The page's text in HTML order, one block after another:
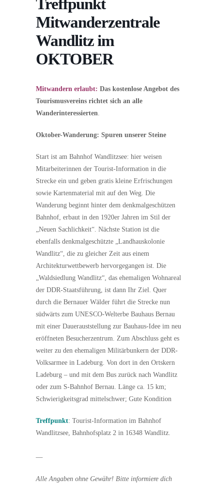
Treffpunkt
Mitwanderzentrale
Wandlitz im
OKTOBER
Mitwandern erlaubt: Das kostenlose Angebot des
Tourismusvereins richtet sich an alle
Wanderinteressierten
Oktober-Wanderung: Spuren unserer Steine
Start ist am Bahnhof Wandlitzsee: hier weisen
Mitarbeiterinnen der Tourist-Information in die
Strecke ein und geben gratis kleine Erfrischungen
sowie Kartenmaterial mit auf den Weg. Die
Wanderung beginnt hinter dem denkmalgeschützen
Bahnhof, erbaut in den 1920er Jahren im Stil der
„Neuen Sachlichkeit“. Nächste Station ist die
ebenfalls denkmalgeschützte „Landhauskolonie
Wandlitz“, die zu gleicher Zeit aus einem
Architekturwettbewerb hervorgegangen ist. Die
„Waldsiedlung Wandlitz“, das ehemaligen Wohnareal
der DDR-Staatsführung, ist dann Ihr Ziel. Quer
durch die Bernauer Wälder führt die Strecke nun
südwärts zum UNESCO-Welterbe Bauhaus Bernau
mit einer Dauerauststellung zur Bauhaus-Idee im neu
eröffneten Besucherzentrum. Zum Abschluss geht es
weiter zu den ehemaligen Militärbunkern der DDR-
Volksarmee in Ladeburg. Von dort in den Ortskern
Ladeburg – und mit dem Bus zurück nach Wandlitz
oder zum S-Bahnhof Bernau. Länge ca. 15 km;
Schwierigkeitsgrad mittelschwer; Gute Kondition
Treffpunkt: Tourist-Information im Bahnhof
Wandlitzsee, Bahnhofsplatz 2 in 16348 Wandlitz.
—
Alle Angaben ohne Gewähr! Bitte informiere dich